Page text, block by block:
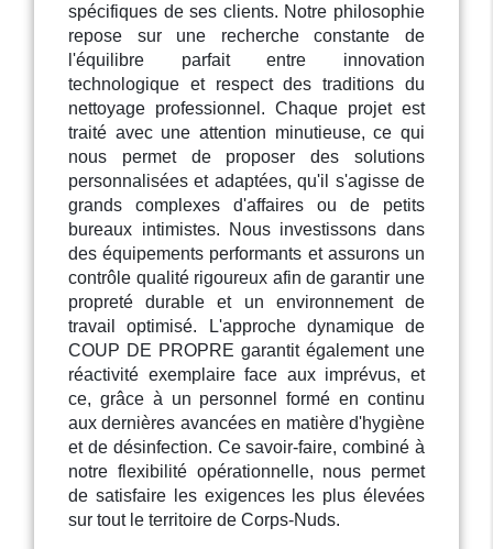
spécifiques de ses clients. Notre philosophie
repose sur une recherche constante de
l'équilibre parfait entre innovation
technologique et respect des traditions du
nettoyage professionnel. Chaque projet est
traité avec une attention minutieuse, ce qui
nous permet de proposer des solutions
personnalisées et adaptées, qu'il s'agisse de
grands complexes d'affaires ou de petits
bureaux intimistes. Nous investissons dans
des équipements performants et assurons un
contrôle qualité rigoureux afin de garantir une
propreté durable et un environnement de
travail optimisé. L'approche dynamique de
COUP DE PROPRE garantit également une
réactivité exemplaire face aux imprévus, et
ce, grâce à un personnel formé en continu
aux dernières avancées en matière d'hygiène
et de désinfection. Ce savoir-faire, combiné à
notre flexibilité opérationnelle, nous permet
de satisfaire les exigences les plus élevées
sur tout le territoire de Corps-Nuds.